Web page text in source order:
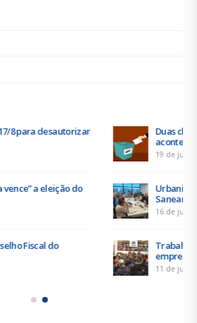
para a eleição do SINDISAN; pleito
24 de julho
de reunião do Comitê de
Iguá Sergipe rejeitam contraproposta da
2026-2027